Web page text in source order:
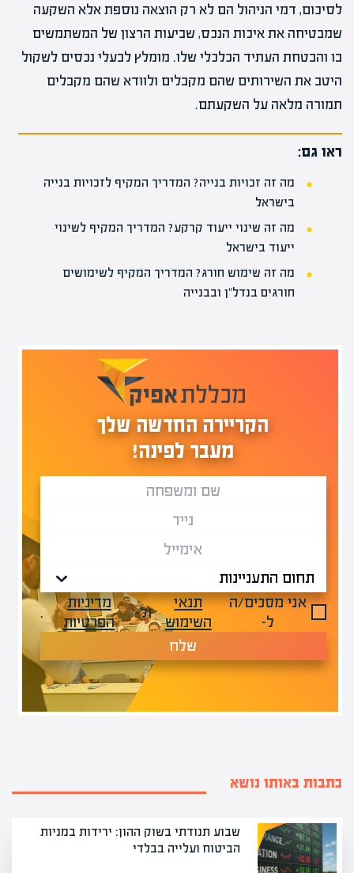
לסיכום, דמי הניהול הם לא רק הוצאה נוספת אלא השקעה
שמבטיחה את איכות הנכס, שביעות הרצון של המשתמשים
בו והבטחת העתיד הכלכלי שלו. מומלץ לבעלי נכסים לשקול
היטב את השירותים שהם מקבלים ולוודא שהם מקבלים
תמורה מלאה על השקעתם.
ראו גם:
מה זה זכויות בנייה? המדריך המקיף לזכויות בנייה
בישראל
מה זה שינוי ייעוד קרקע? המדריך המקיף לשינוי
ייעוד בישראל
מה זה שימוש חורג? המדריך המקיף לשימושים
חורגים בנדל"ן ובבנייה
הקריירה החדשה שלך
מעבר לפינה!
אני מסכים/ה
ל-
תנאי
השימוש
ול-
מדיניות
הפרטיות
.
שלח
כתבות באותו נושא
שבוע תנודתי בשוק ההון: ירידות במניות
הביטוח ועלייה בבלדי